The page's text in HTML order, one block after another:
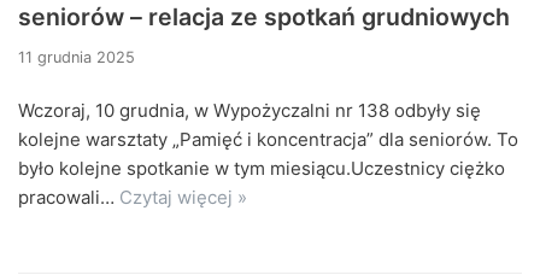
seniorów – relacja ze spotkań grudniowych
11 grudnia 2025
Wczoraj, 10 grudnia, w Wypożyczalni nr 138 odbyły się
kolejne warsztaty „Pamięć i koncentracja” dla seniorów. To
było kolejne spotkanie w tym miesiącu.Uczestnicy ciężko
pracowali… Czytaj więcej »